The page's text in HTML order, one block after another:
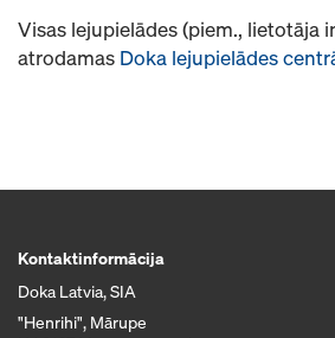
Visas lejupielādes (piem., lietotāja
atrodamas Doka lejupielādes
Kontaktinformācija
Doka Latvia, SIA
"Henrihi", Mārupe